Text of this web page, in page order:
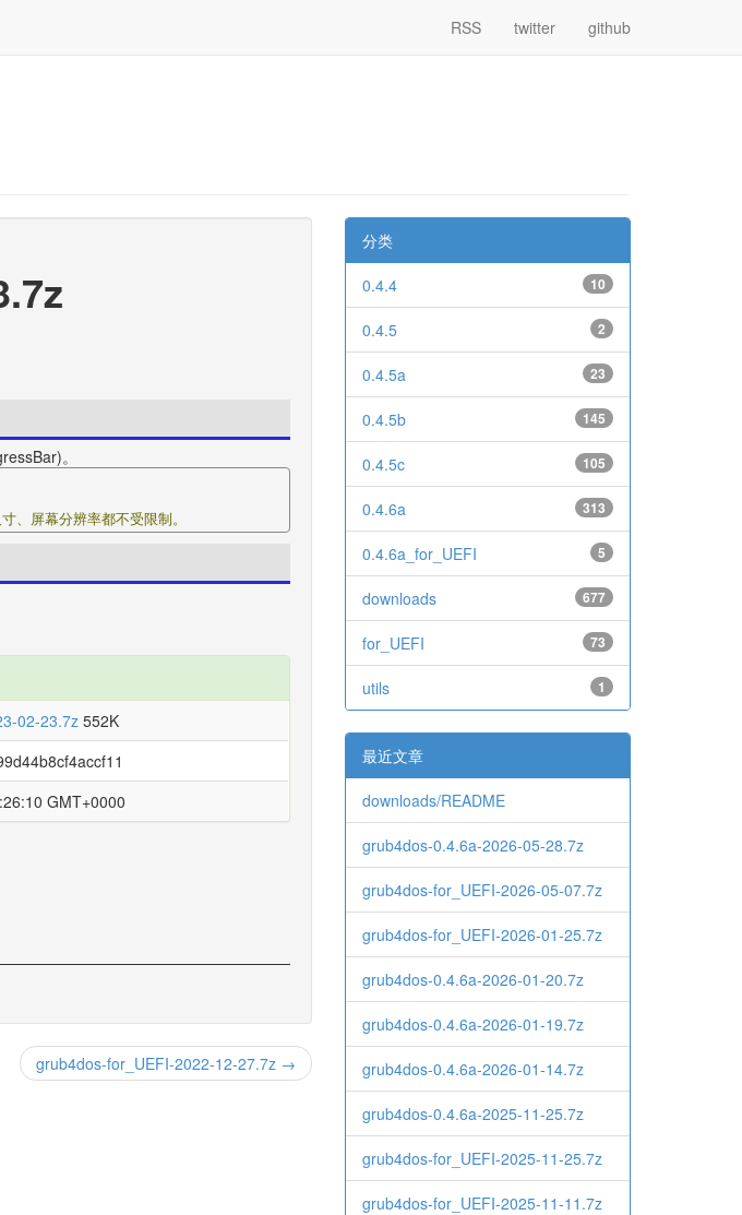
RSS twitter github
。
、屏幕分辨率都不受限制。
02-23.7z552K
GMT+0000
grub4dos-for_UEFI-2022-12-27.7z →
分类
10
0.4.4
2
0.4.5
23
0.4.5a
145
0.4.5b
105
0.4.5c
313
0.4.6a
5
0.4.6a_for_UEFI
677
downloads
73
for_UEFI
1
utils
最近文章
downloads/README
grub4dos-0.4.6a-2026-05-28.7z
grub4dos-for_UEFI-2026-05-07.7z
grub4dos-for_UEFI-2026-01-25.7z
grub4dos-0.4.6a-2026-01-20.7z
grub4dos-0.4.6a-2026-01-19.7z
grub4dos-0.4.6a-2026-01-14.7z
grub4dos-0.4.6a-2025-11-25.7z
grub4dos-for_UEFI-2025-11-25.7z
grub4dos-for_UEFI-2025-11-11.7z